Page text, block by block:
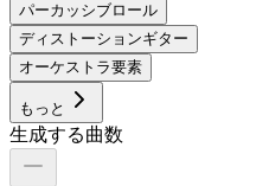
パーカッシブロール
ディストーションギター
オーケストラ要素
もっと
生成する曲数